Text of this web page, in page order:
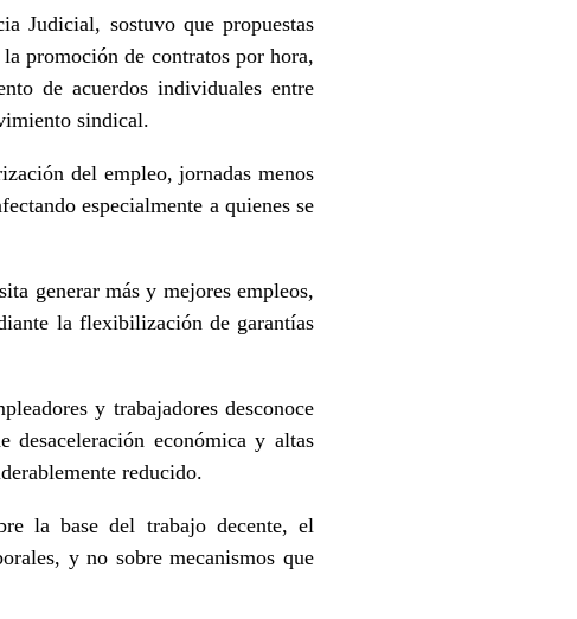
Judicial, sostuvo que propuestas
promoción de contratos por hora,
de acuerdos individuales entre
sindical.
del empleo, jornadas menos
especialmente a quienes se
generar más y mejores empleos,
la flexibilización de garantías
y trabajadores desconoce
desaceleración económica y altas
reducido.
la base del trabajo decente, el
y no sobre mecanismos que